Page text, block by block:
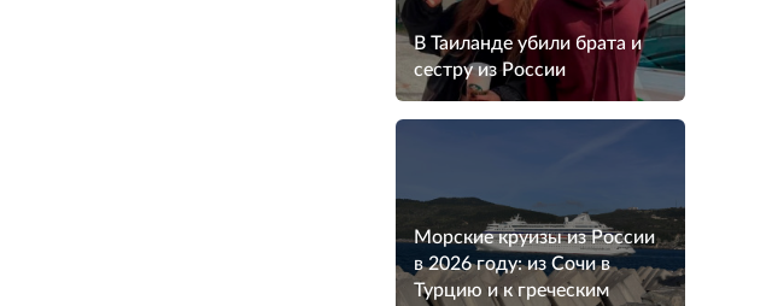
В Таиланде убили брата и
сестру из России
Морские круизы из России
в 2026 году: из Сочи в
Турцию и к греческим